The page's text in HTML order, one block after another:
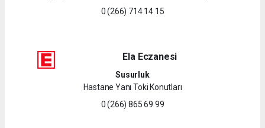
0 (266) 714 14 15
Ela Eczanesi
Susurluk
Hastane Yanı Toki Konutları
0 (266) 865 69 99